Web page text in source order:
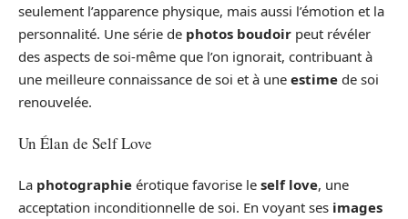
seulement l’apparence physique, mais aussi l’émotion et la
personnalité. Une série de photos boudoir peut révéler
des aspects de soi-même que l’on ignorait, contribuant à
une meilleure connaissance de soi et à une estime de soi
renouvelée.
Un Élan de Self Love
La photographie érotique favorise le self love, une
acceptation inconditionnelle de soi. En voyant ses images